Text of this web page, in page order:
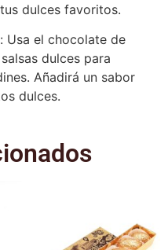
dulces favoritos.
Usa el chocolate de
dulces para
Añadirá un sabor
dulces.